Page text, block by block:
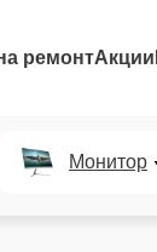
ремонтАкции
Монитор